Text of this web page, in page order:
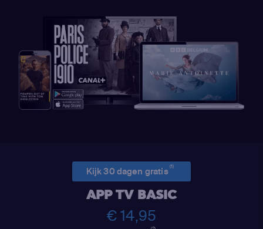
Kijk 30 dagen gratis(1)
APP TV BASIC
€ 14,95